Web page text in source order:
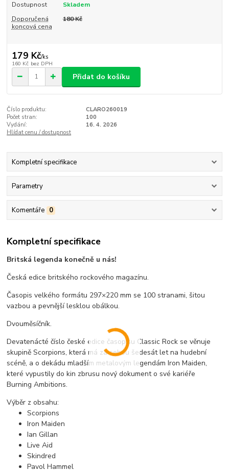
Dostupnost
Skladem
Doporučená
koncová cena
180 Kč
179 Kč/ks
160 Kč bez DPH
Přidat do košíku
Číslo produktu:
CLARO260019
Počet stran:
100
Vydání:
16. 4. 2026
Hlídat cenu / dostupnost
Kompletní specifikace
Parametry
Komentáře 0
Kompletní specifikace
Britská legenda konečně u nás!
Česká edice britského rockového magazínu.
Časopis velkého formátu 297×220 mm se 100 stranami, šitou
vazbou a pevnější lesklou obálkou.
Dvouměsíčník.
Devatenácté číslo české edice časopisu Classic Rock se věnuje
skupině Scorpions, která má za sebou šedesát let na hudební
scéně, a o dekádu mladším metalovým legendám Iron Maiden,
které vypustily do kin zbrusu nový dokument o své kariéře
Burning Ambitions.
Výběr z obsahu:
Scorpions
Iron Maiden
Ian Gillan
Live Aid
Skindred
Pavol Hammel